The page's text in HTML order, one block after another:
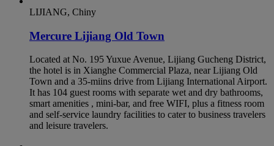
LIJIANG, Chiny
Mercure Lijiang Old Town
Located at No. 195 Yuxue Avenue, Lijiang Gucheng District,
the hotel is in Xianghe Commercial Plaza, near Lijiang Old
Town and a 35-miins drive from Lijiang International Airport.
It has 104 guest rooms with separate wet and dry bathrooms,
smart amenities , mini-bar, and free WIFI, plus a fitness room
and self-service laundry facilities to cater to business travelers
and leisure travelers.